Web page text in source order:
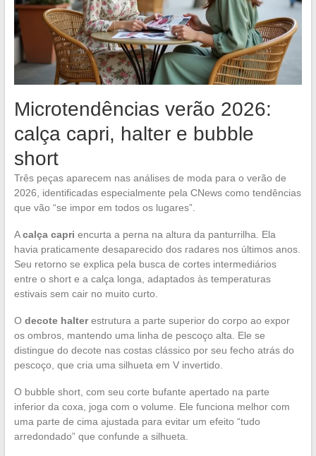
Microtendências verão 2026:
calça capri, halter e bubble
short
Três peças aparecem nas análises de moda para o verão de
2026, identificadas especialmente pela CNews como tendências
que vão “se impor em todos os lugares”.
Acalça capri encurta a perna na altura da panturrilha. Ela
havia praticamente desaparecido dos radares nos últimos anos.
Seu retorno se explica pela busca de cortes intermediários
entre o short e a calça longa, adaptados às temperaturas
estivais sem cair no muito curto.
O decote halterestrutura a parte superior do corpo ao expor
os ombros, mantendo uma linha de pescoço alta. Ele se
distingue do decote nas costas clássico por seu fecho atrás do
pescoço, que cria uma silhueta em V invertido.
O bubble short, com seu corte bufante apertado na parte
inferior da coxa, joga com o volume. Ele funciona melhor com
uma parte de cima ajustada para evitar um efeito “tudo
arredondado” que confunde a silhueta.